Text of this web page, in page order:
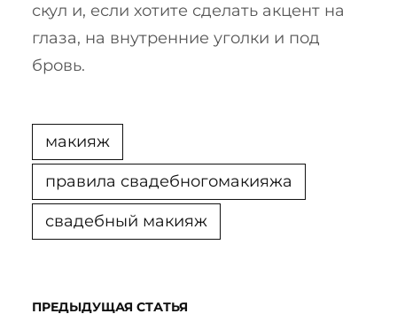
скул и, если хотите сделать акцент на
глаза, на внутренние уголки и под
бровь.
макияж
правила свадебногомакияжа
свадебный макияж
ПРЕДЫДУЩАЯ СТАТЬЯ